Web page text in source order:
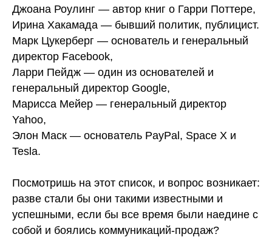
Джоана Роулинг — автор книг о Гарри Поттере,
Ирина Хакамада — бывший политик, публицист.
Марк Цукерберг — основатель и генеральный
директор Facebook,
Ларри Пейдж — один из основателей и
генеральный директор Google,
Марисса Мейер — генеральный директор
Yahoo,
Элон Маск — основатель PayPal, Space X и
Tesla.
Посмотришь на этот список, и вопрос возникает:
разве стали бы они такими известными и
успешными, если бы все время были наедине с
собой и боялись коммуникаций-продаж?